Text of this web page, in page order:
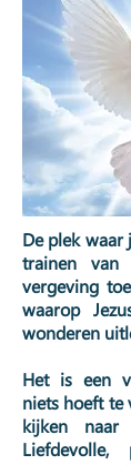
De plek
trainen van
vergeving
waarop
wonderen
Het is een
niets hoeft te
kijken
Liefdevolle,